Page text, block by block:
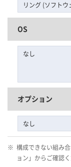
リング (ソフトウ
OS
なし
オプション
なし
※ 構成できない組み
ョン」からご確認く